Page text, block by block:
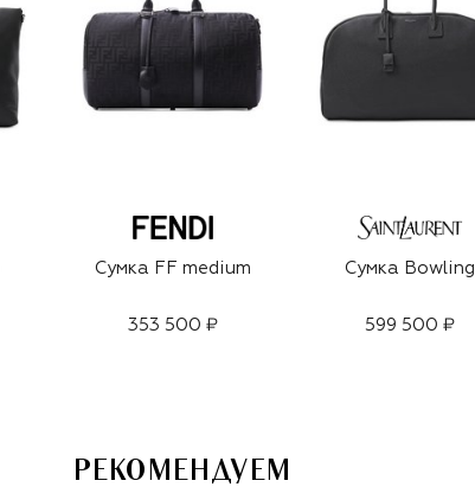
Сумка FF medium
353 500 ₽
Сумка Bowling
599 500 ₽
РЕКОМЕНДУЕМ